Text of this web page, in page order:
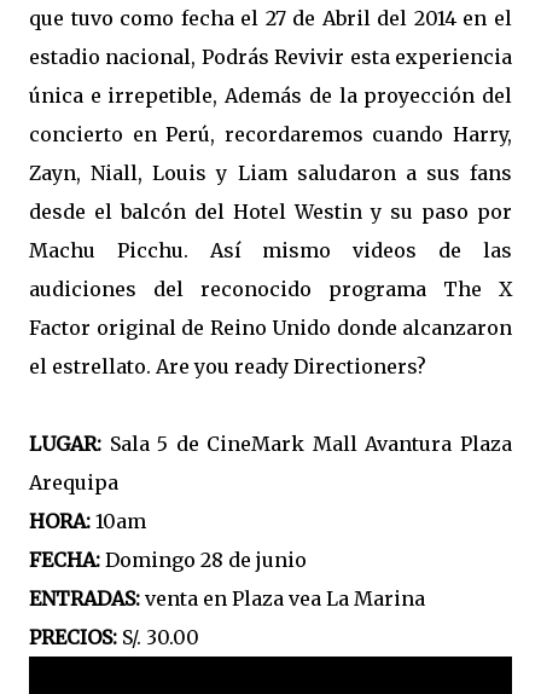
que tuvo como fecha el 27 de Abril del 2014 en el
estadio nacional, Podrás Revivir esta experiencia
única e irrepetible, Además de la proyección del
concierto en Perú, recordaremos cuando Harry,
Zayn, Niall, Louis y Liam saludaron a sus fans
desde el balcón del Hotel Westin y su paso por
Machu Picchu. Así mismo videos de las
audiciones del reconocido programa The X
Factor original de Reino Unido donde alcanzaron
el estrellato. Are you ready Directioners?
LUGAR: Sala 5 de CineMark Mall Avantura Plaza
Arequipa
HORA: 10am
FECHA: Domingo 28 de junio
ENTRADAS: venta en Plaza vea La Marina
PRECIOS: S/. 30.00